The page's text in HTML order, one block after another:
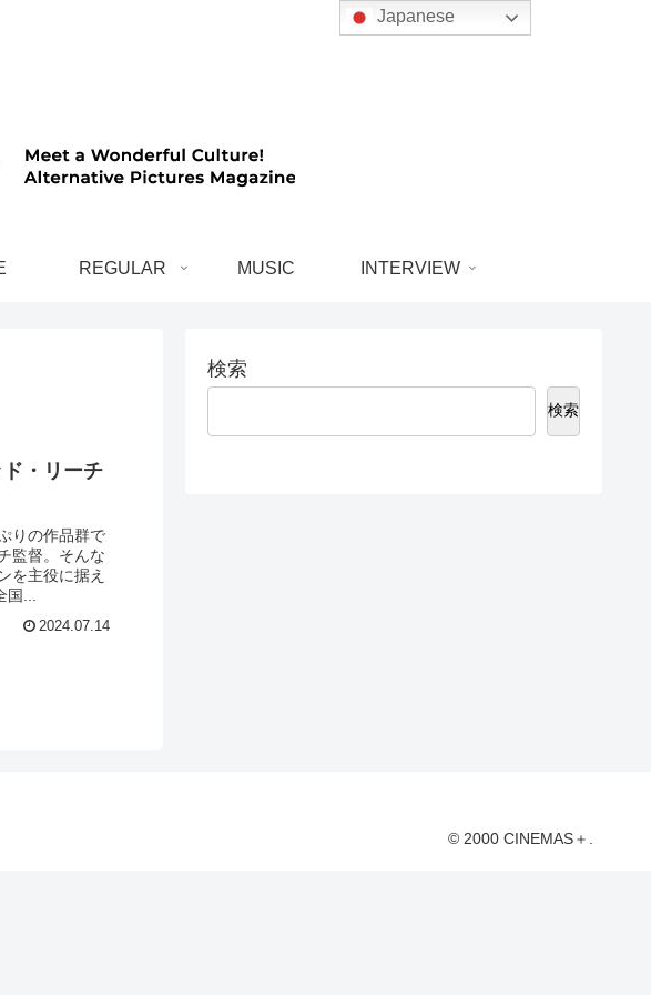
REGULAR MUSIC INTERVIEW
・リーチ
りの作品群で
監督。そんな
を主役に据え
...
2024.07.14
検索
検索
© 2000 CINEMAS＋.
Japanese